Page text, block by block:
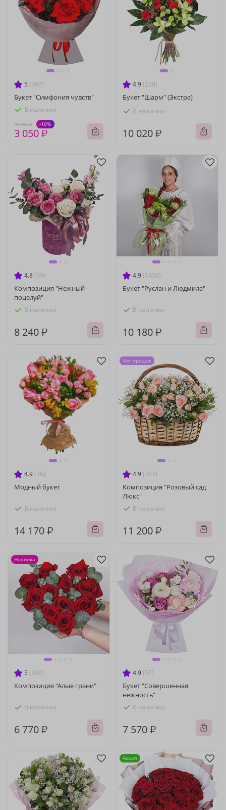
5 (367)
Букет "Симфония чувств"
В наличии
3 390 ₽ -10%
3 050 ₽
4.9 (238)
Букет "Шарм" (Экстра)
В наличии
10 020 ₽
4.8 (99)
Композиция "Нежный
поцелуй"
В наличии
8 240 ₽
4.9 (1436)
Букет "Руслан и Людмила"
В наличии
10 180 ₽
4.9 (36)
Модный букет
В наличии
14 170 ₽
4.9 (767)
Композиция "Розовый сад
Люкс"
В наличии
11 200 ₽
Хит продаж
5 (388)
Композиция "Алые грани"
В наличии
6 770 ₽
Новинка
4.9 (57)
Букет "Совершенная
нежность"
В наличии
7 570 ₽
Акция